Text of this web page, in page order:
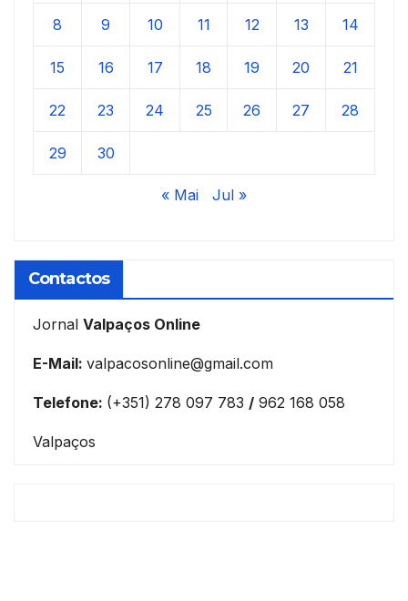
8 9 10 11 12 13 14
15 16 17 18 19 20 21
22 23 24 25 26 27 28
29 30
« Mai Jul »
Contactos
Jornal Valpaços Online
E-Mail: valpacosonline@gmail.com
Telefone: (+351) 278 097 783 / 962 168 058
Valpaços